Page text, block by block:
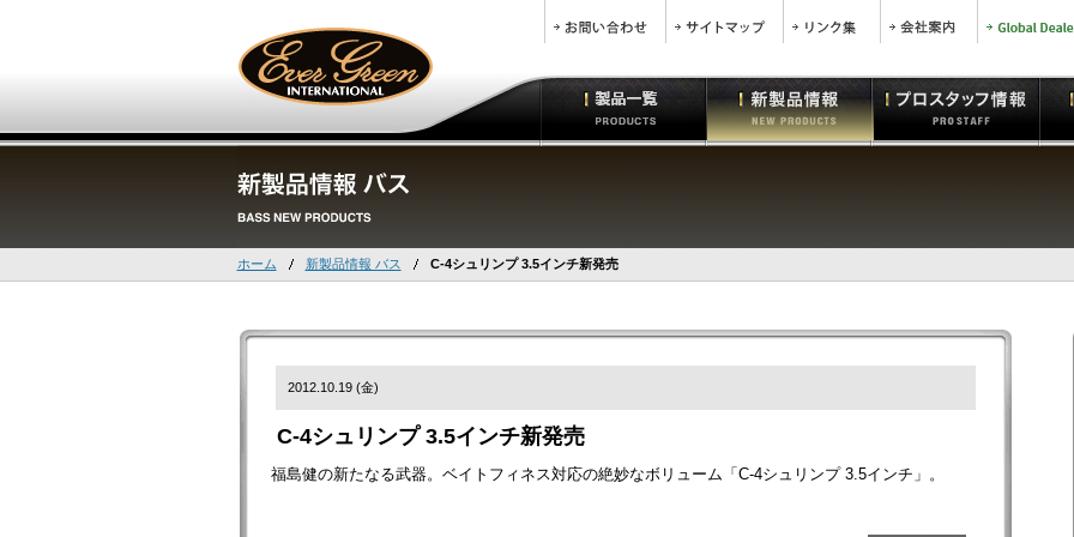
ホーム 新製品情報 バス C-4シュリンプ 3.5インチ新発売
2012.10.19 (金)
C-4シュリンプ 3.5インチ新発売
福島健の新たなる武器。ベイトフィネス対応の絶妙なボリューム「C-4シュリンプ 3.5インチ」。